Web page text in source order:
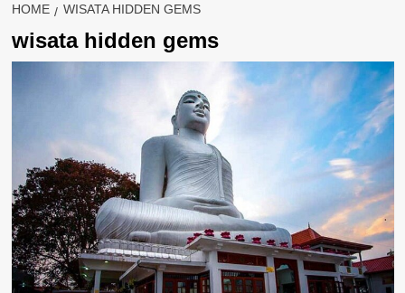
HOME WISATA HIDDEN GEMS
wisata hidden gems